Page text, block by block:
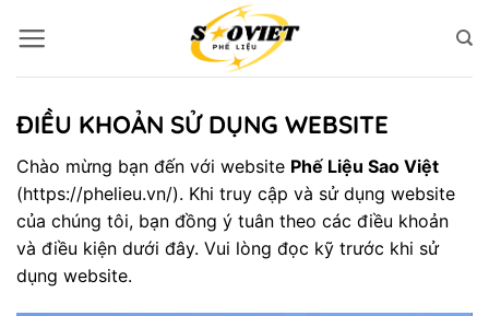
qua
ĐIỀU KHOẢN SỬ DỤNG WEBSITE
Chào mừng bạn đến với website Phế Liệu Sao Việt
(https://phelieu.vn/). Khi truy cập và sử dụng website
của chúng tôi, bạn đồng ý tuân theo các điều khoản
và điều kiện dưới đây. Vui lòng đọc kỹ trước khi sử
dụng website.